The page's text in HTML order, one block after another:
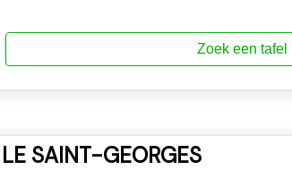
Zoek een tafel
LE SAINT-GEORGES